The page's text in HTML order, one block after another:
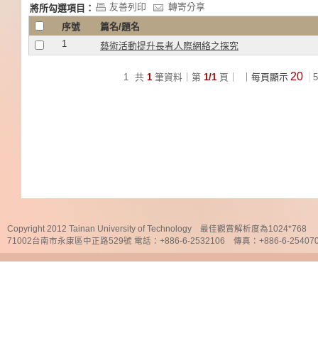
將所勾選項目： 友善列印
轉寄分享
序號
篇名/題名
1
藝術活動提升長者人際網絡之探究
1 共 1 筆資料｜第 1/1 頁｜ ｜每頁顯示 20
Copyright 2012 Tainan University of Technology 最佳觀賞解析度為1024*768
71002台南市永康區中正路529號 電話：+886-6-2532106 傳真：+886-6-